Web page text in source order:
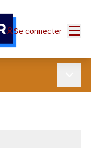
Se connecter